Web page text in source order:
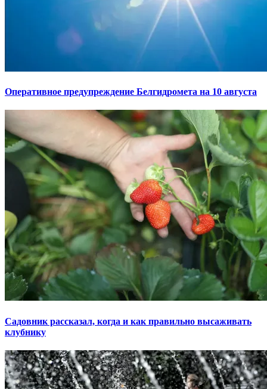
Оперативное предупреждение Белгидромета на 10 августа
Садовник рассказал, когда и как правильно высаживать
клубнику